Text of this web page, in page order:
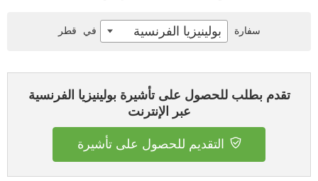
تقدم بطلب للحصول على تأشيرة بولينيزيا الفرنسية
عبر الإنترنت
التقديم للحصول على تأشيرة
سفارة بولينيزيا الفرنسية في قطر